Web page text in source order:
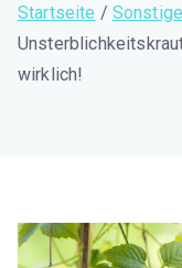
Startseite
wirklich!